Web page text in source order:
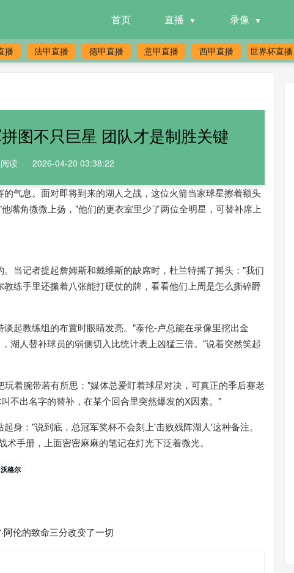
首页 直播 录像
播 法甲直播 德甲直播 意甲直播 西甲直播 世界杯直播
图不只巨星 团队才是制胜关键
读 2026-04-20 03:38:22
息。面对即将到来的湖人之战，这位火箭当家球星擦着额头
嘴角微微上扬，"他们的更衣室里少了两位全明星，可替补席上
记者提起詹姆斯和戴维斯的缺席时，杜兰特摇了摇头："我们
练手里还攥着八张能打硬仗的牌，看看他们上周是怎么撕碎爵
教练组的布置时眼睛发亮。"泰伦-卢总能在录像里挖出金
湖人替补球员的弱侧切入比统计表上凶猛三倍。"说着突然笑起
着腕带若有所思："媒体总爱盯着球星对决，可真正的季后赛老
出名字的替补，在某个回合里突然爆发的X因素。"
："说到底，总冠军奖杯不会刻上'击败残阵湖人'这种备注。
手册，上面密密麻麻的笔记在灯光下泛着微光。
沃格尔
伦的致命三分改变了一切